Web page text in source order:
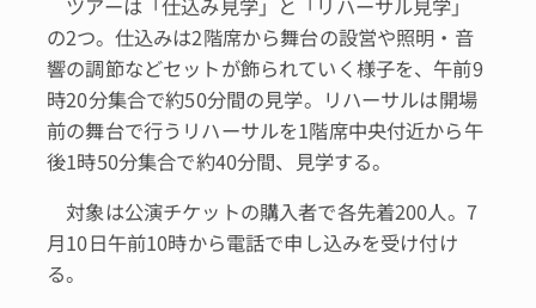
ツアーは「仕込み見学」と「リハーサル見学」
の2つ。仕込みは2階席から舞台の設営や照明・音
響の調節などセットが飾られていく様子を、午前9
時20分集合で約50分間の見学。リハーサルは開場
前の舞台で行うリハーサルを1階席中央付近から午
後1時50分集合で約40分間、見学する。
対象は公演チケットの購入者で各先着200人。7
月10日午前10時から電話で申し込みを受け付け
る。